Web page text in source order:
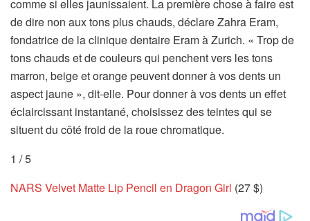
comme si elles jaunissaient. La première chose à faire est
de dire non aux tons plus chauds, déclare Zahra Eram,
fondatrice de la clinique dentaire Eram à Zurich. « Trop de
tons chauds et de couleurs qui penchent vers les tons
marron, beige et orange peuvent donner à vos dents un
aspect jaune », dit-elle. Pour donner à vos dents un effet
éclaircissant instantané, choisissez des teintes qui se
situent du côté froid de la roue chromatique.
1 /5
NARS Velvet Matte Lip Pencil en Dragon Girl (27 $)